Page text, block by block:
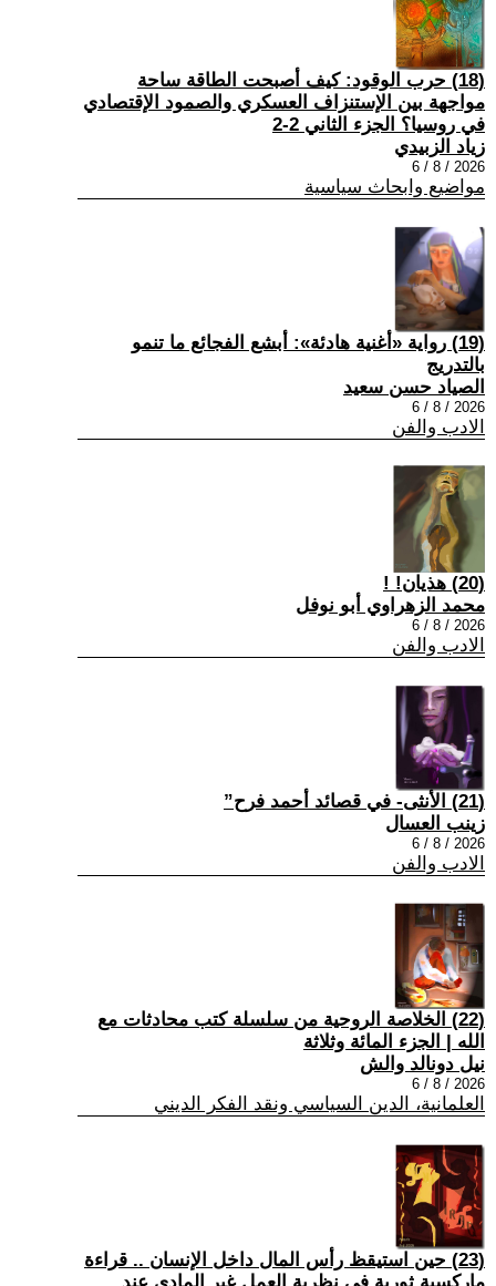
(18) حرب الوقود: كيف أصبحت الطاقة ساحة
مواجهة بين الإستنزاف العسكري والصمود الإقتصادي
في روسيا؟ الجزء الثاني 2-2
زياد الزبيدي
2026 / 8 / 6
مواضيع وابحاث سياسية
(19) رواية «أغنية هادئة»: أبشع الفجائع ما تنمو
بالتدريج
الصياد حسن سعيد
2026 / 8 / 6
الادب والفن
(20) هذيان! !
محمد الزهراوي أبو نوفل
2026 / 8 / 6
الادب والفن
(21) الأنثى- في قصائد أحمد فرح”
زينب العسال
2026 / 8 / 6
الادب والفن
(22) الخلاصة الروحية من سلسلة كتب محادثات مع
الله | الجزء المائة وثلاثة
نيل دونالد والش
2026 / 8 / 6
العلمانية، الدين السياسي ونقد الفكر الديني
(23) حين استيقظ رأس المال داخل الإنسان .. قراءة